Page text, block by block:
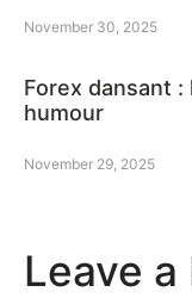
November 30, 2025
Forex dansant :
humour
November 29, 2025
Leave a